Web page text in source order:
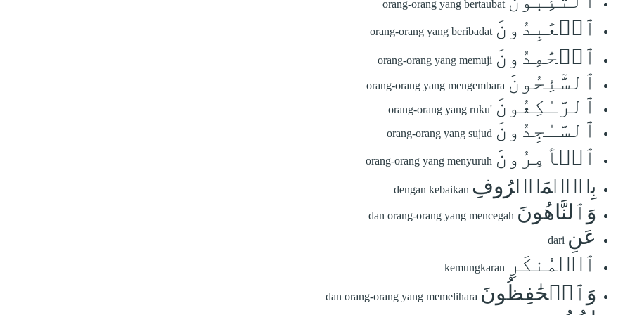
orang-orang yang bertaubat
ٱلۡعَٰبِدُونَ orang-orang yang beribadat
ٱلۡحَٰمِدُونَ orang-orang yang memuji
ٱلسَّٰٓئِحُونَ orang-orang yang mengembara
ٱلرَّـٰكِعُونَ orang-orang yang ruku'
ٱلسَّـٰجِدُونَ orang-orang yang sujud
ٱلۡأٓمِرُونَ orang-orang yang menyuruh
بِٱلۡمَعۡرُوفِ dengan kebaikan
وَٱلنَّاهُونَ dan orang-orang yang mencegah
عَنِ dari
ٱلۡمُنكَرِ kemungkaran
وَٱلۡحَٰفِظُونَ dan orang-orang yang memelihara